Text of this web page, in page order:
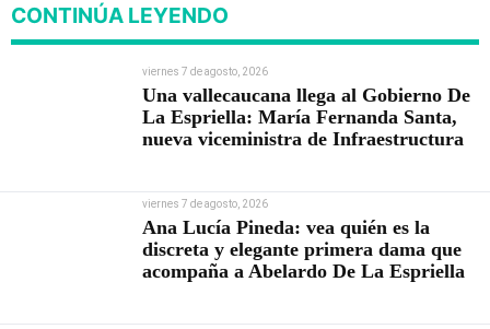
CONTINÚA LEYENDO
viernes 7 de agosto, 2026
Una vallecaucana llega al Gobierno De
La Espriella: María Fernanda Santa,
nueva viceministra de Infraestructura
viernes 7 de agosto, 2026
Ana Lucía Pineda: vea quién es la
discreta y elegante primera dama que
acompaña a Abelardo De La Espriella